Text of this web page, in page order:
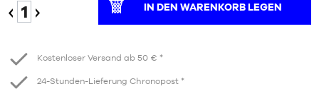
IN DEN WARENKORB LEGEN
Kostenloser Versand ab 50 € *
24-Stunden-Lieferung Chronopost *